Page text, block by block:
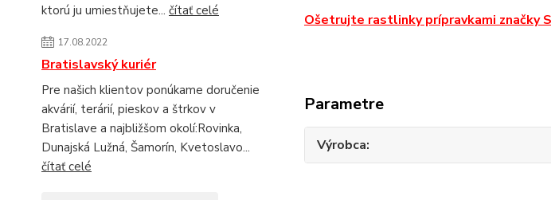
ktorú ju umiestňujete... čítať celé
17.08.2022
Bratislavský kuriér
Pre našich klientov ponúkame doručenie
akvárií, terárií, pieskov a štrkov v
Bratislave a najbližšom okolí:Rovinka,
Dunajská Lužná, Šamorín, Kvetoslavo...
čítať celé
Ošetrujte rastlinky prípravkami značky
Parametre
Výrobca